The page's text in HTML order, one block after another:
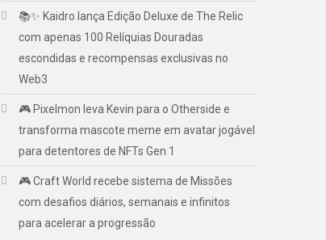
📚✨ Kaidro lança Edição Deluxe de The Relic
com apenas 100 Relíquias Douradas
escondidas e recompensas exclusivas no
Web3
🎮 Pixelmon leva Kevin para o Otherside e
transforma mascote meme em avatar jogável
para detentores de NFTs Gen 1
🎮 Craft World recebe sistema de Missões
com desafios diários, semanais e infinitos
para acelerar a progressão